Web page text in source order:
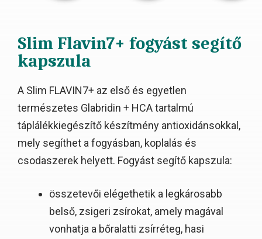
Slim Flavin7+ fogyást segítő
kapszula
A Slim FLAVIN7+ az első és egyetlen
természetes Glabridin + HCA tartalmú
táplálékkiegészítő készítmény antioxidánsokkal,
mely segíthet a fogyásban, koplalás és
csodaszerek helyett. Fogyást segítő kapszula:
összetevői elégethetik a legkárosabb
belső, zsigeri zsírokat, amely magával
vonhatja a bőralatti zsírréteg, hasi